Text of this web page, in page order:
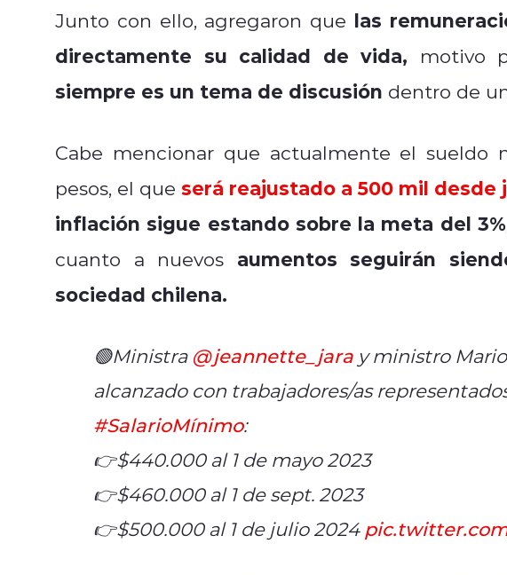
Junto con ello, agregaron que las
directamente su calidad de vida, motivo
siempre es un tema de discusión dentro de
Cabe mencionar que actualmente el
pesos, el que será reajustado a 500 mil
inflación sigue estando sobre la meta del 3%
cuanto a nuevos aumentos seguirán
sociedad chilena.
🟢Ministra @jeannette_jaray ministro
alcanzado con trabajadores/as
#SalarioMínimo:
👉$440.000 al 1 de mayo 2023
👉$460.000 al 1 de sept. 2023
👉$500.000 al 1 de julio 2024